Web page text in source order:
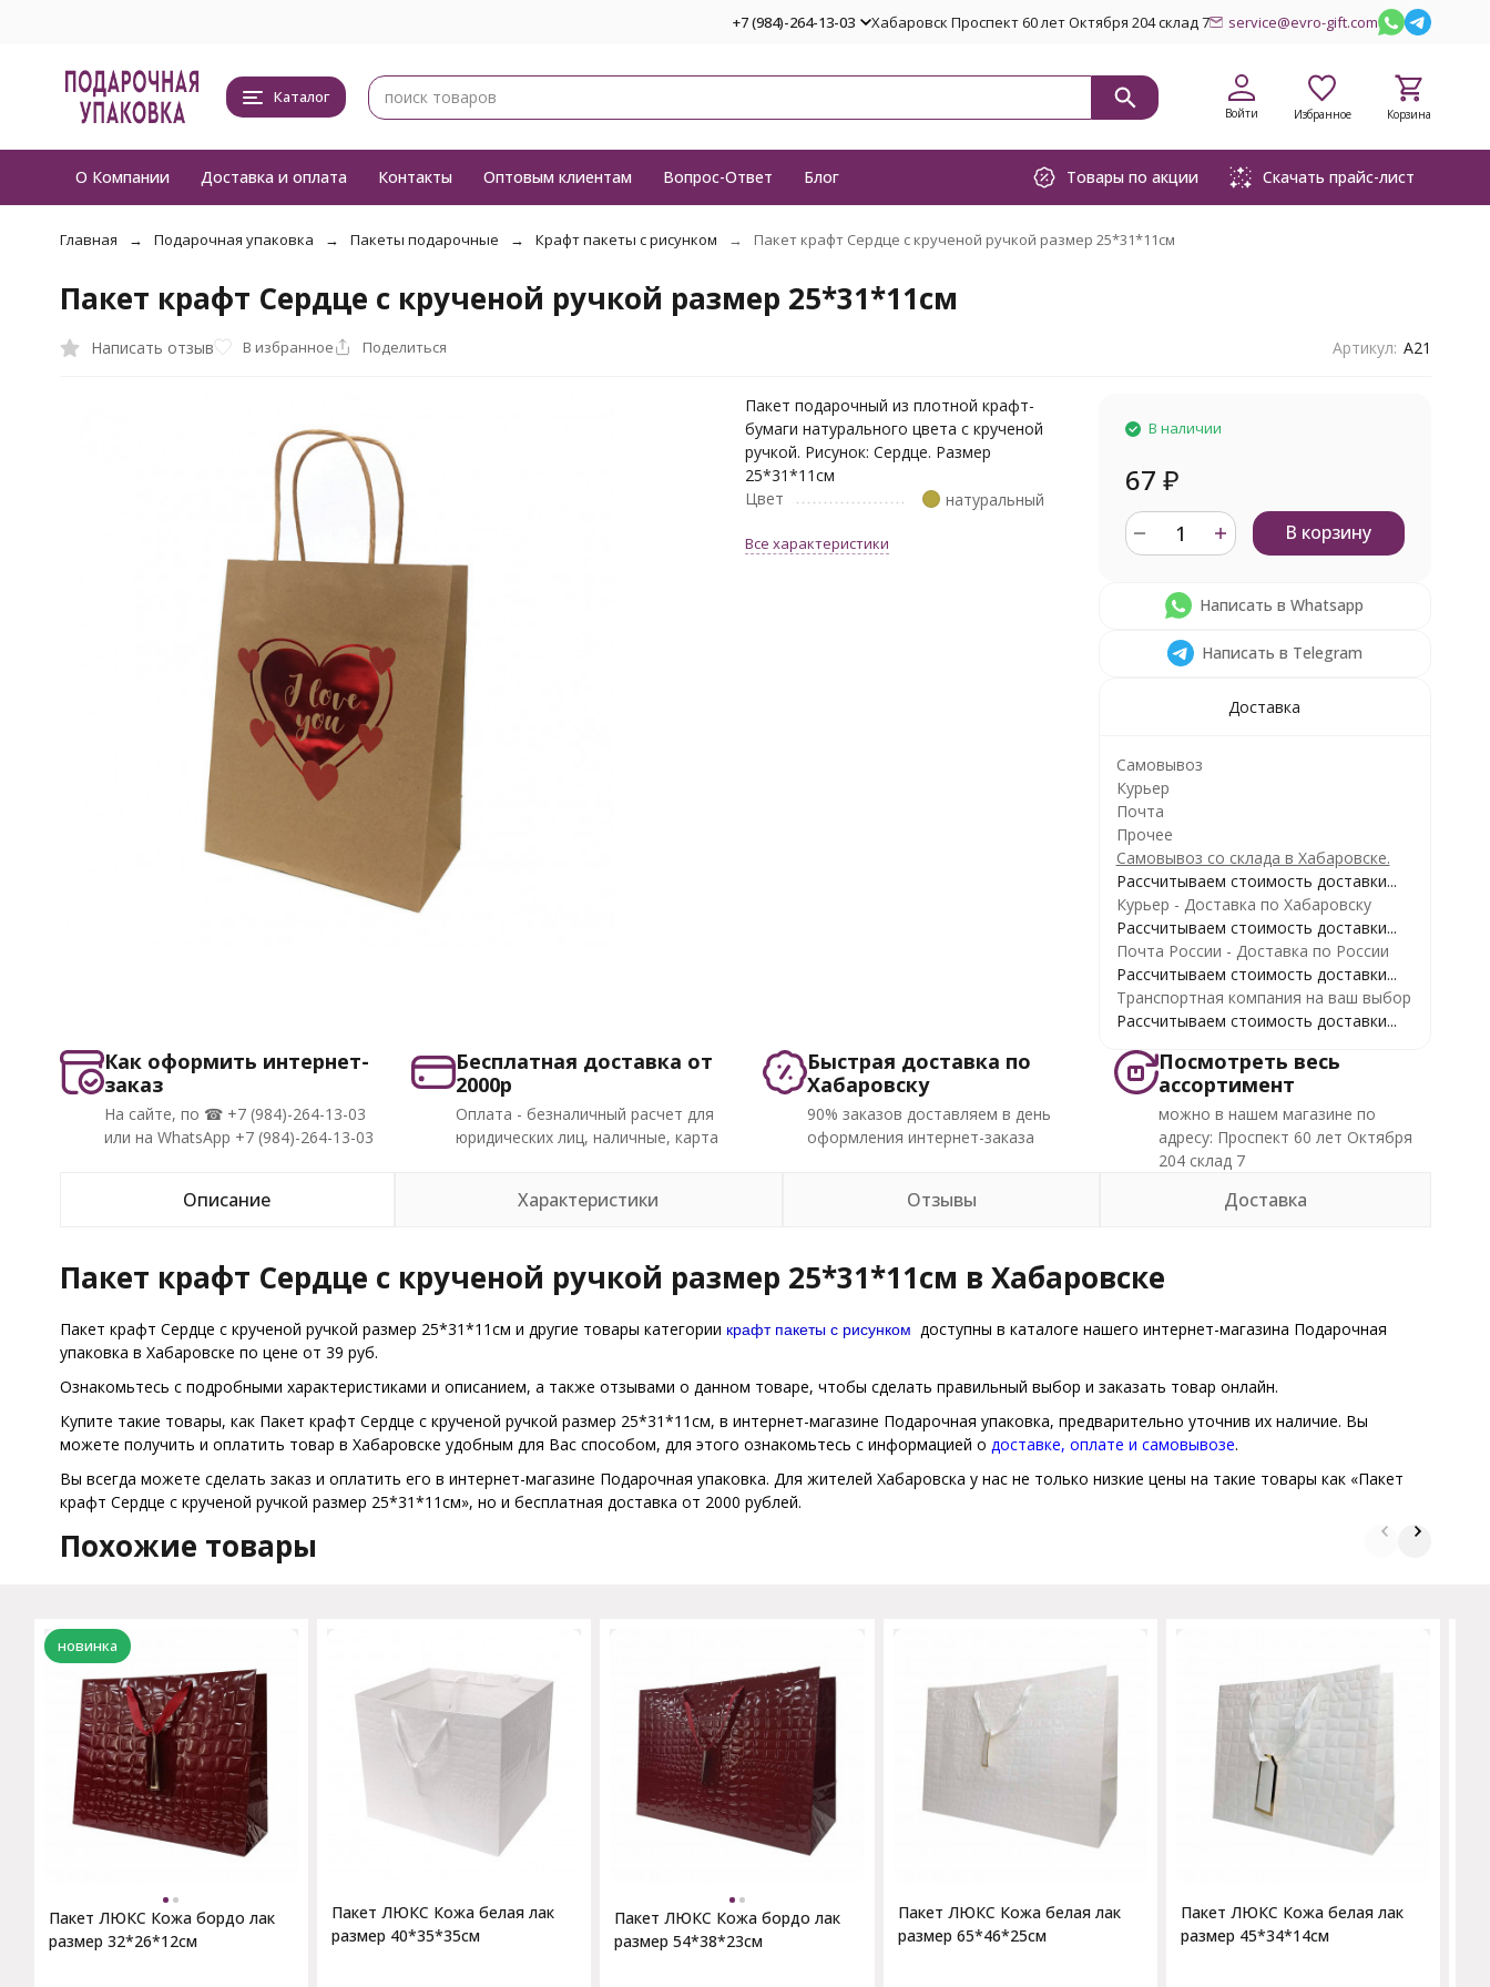
+7 (984)-264-13-03 Хабаровск Проспект 60 лет Октября 204 склад 7 service@evro-gift.com
Каталог
Войти Избранное Корзина
О Компании Доставка и оплата Контакты Оптовым клиентам Вопрос-Ответ Блог Товары по акции Скачать прайс-лист
Главная Подарочная упаковка Пакеты подарочные Крафт пакеты с рисунком Пакет крафт Сердце с крученой ручкой размер 25*31*11см
Пакет крафт Сердце с крученой ручкой размер 25*31*11см
Написать отзыв В избранное Поделиться Артикул: А21
Пакет подарочный из плотной крафт-
бумаги натурального цвета с крученой
ручкой. Рисунок: Сердце. Размер
25*31*11см
Цвет
натуральный
Все характеристики
В наличии
67 ₽
В корзину
Написать в Whatsapp
Написать в Telegram
Доставка
Самовывоз
Курьер
Почта
Прочее
Самовывоз со склада в Хабаровске.
Рассчитываем стоимость доставки...
Курьер - Доставка по Хабаровску
Рассчитываем стоимость доставки...
Почта России - Доставка по России
Рассчитываем стоимость доставки...
Транспортная компания на ваш выбор
Рассчитываем стоимость доставки...
Как оформить интернет-
заказ
На сайте, по ☎ +7 (984)-264-13-03
или на WhatsApp +7 (984)-264-13-03
Бесплатная доставка от
2000р
Оплата - безналичный расчет для
юридических лиц, наличные, карта
Быстрая доставка по
Хабаровску
90% заказов доставляем в день
оформления интернет-заказа
Посмотреть весь
ассортимент
можно в нашем магазине по
адресу: Проспект 60 лет Октября
204 склад 7
Описание Характеристики Отзывы Доставка
Пакет крафт Сердце с крученой ручкой размер 25*31*11см в Хабаровске
Пакет крафт Сердце с крученой ручкой размер 25*31*11см и другие товары категории крафт пакеты с рисунком доступны в каталоге нашего интернет-магазина Подарочная
упаковка в Хабаровске по цене от 39 руб.
Ознакомьтесь с подробными характеристиками и описанием, а также отзывами о данном товаре, чтобы сделать правильный выбор и заказать товар онлайн.
Купите такие товары, как Пакет крафт Сердце с крученой ручкой размер 25*31*11см, в интернет-магазине Подарочная упаковка, предварительно уточнив их наличие. Вы
можете получить и оплатить товар в Хабаровске удобным для Вас способом, для этого ознакомьтесь с информацией о доставке, оплате и самовывозе.
Вы всегда можете сделать заказ и оплатить его в интернет-магазине Подарочная упаковка. Для жителей Хабаровска у нас не только низкие цены на такие товары как «Пакет
крафт Сердце с крученой ручкой размер 25*31*11см», но и бесплатная доставка от 2000 рублей.
Похожие товары
новинка
Пакет ЛЮКС Кожа бордо лак
размер 32*26*12см
Пакет ЛЮКС Кожа белая лак
размер 40*35*35см
Пакет ЛЮКС Кожа бордо лак
размер 54*38*23см
Пакет ЛЮКС Кожа белая лак
размер 65*46*25см
Пакет ЛЮКС Кожа белая лак
размер 45*34*14см